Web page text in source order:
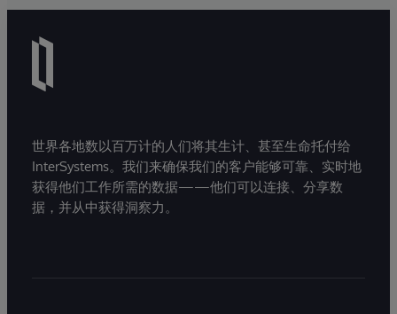
世界各地数以百万计的人们将其生计、甚至生命托付给
InterSystems。我们来确保我们的客户能够可靠、实时地
获得他们工作所需的数据——他们可以连接、分享数
据，并从中获得洞察力。